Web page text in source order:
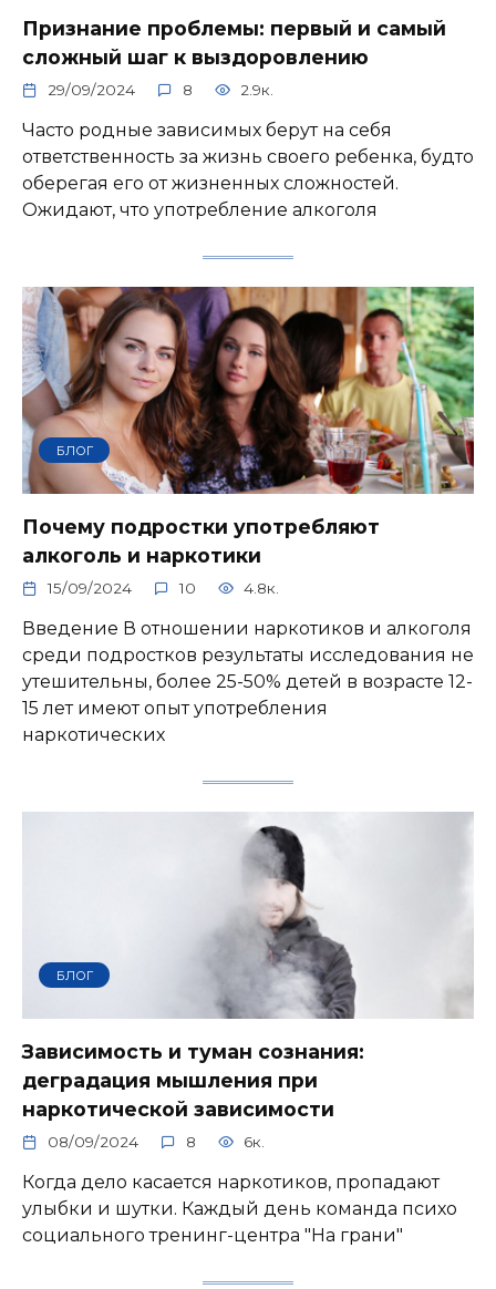
Признание проблемы: первый и самый
сложный шаг к выздоровлению
29/09/2024 8 2.9к.
Часто родные зависимых берут на себя
ответственность за жизнь своего ребенка, будто
оберегая его от жизненных сложностей.
Ожидают, что употребление алкоголя
БЛОГ
Почему подростки употребляют
алкоголь и наркотики
15/09/2024 10 4.8к.
Введение В отношении наркотиков и алкоголя
среди подростков результаты исследования не
утешительны, более 25-50% детей в возрасте 12-
15 лет имеют опыт употребления
наркотических
БЛОГ
Зависимость и туман сознания:
деградация мышления при
наркотической зависимости
08/09/2024 8 6к.
Когда дело касается наркотиков, пропадают
улыбки и шутки. Каждый день команда психо
социального тренинг-центра "На грани"